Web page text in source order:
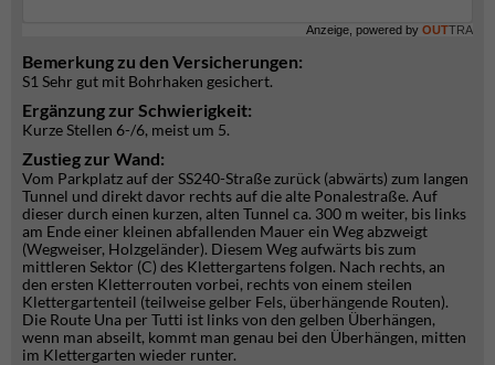
Anzeige, powered by OUTTRA
Bemerkung zu den Versicherungen:
S1 Sehr gut mit Bohrhaken gesichert.
Ergänzung zur Schwierigkeit:
Kurze Stellen 6-/6, meist um 5.
Zustieg zur Wand:
Vom Parkplatz auf der SS240-Straße zurück (abwärts) zum langen
Tunnel und direkt davor rechts auf die alte Ponalestraße. Auf
dieser durch einen kurzen, alten Tunnel ca. 300 m weiter, bis links
am Ende einer kleinen abfallenden Mauer ein Weg abzweigt
(Wegweiser, Holzgeländer). Diesem Weg aufwärts bis zum
mittleren Sektor (C) des Klettergartens folgen. Nach rechts, an
den ersten Kletterrouten vorbei, rechts von einem steilen
Klettergartenteil (teilweise gelber Fels, überhängende Routen).
Die Route Una per Tutti ist links von den gelben Überhängen,
wenn man abseilt, kommt man genau bei den Überhängen, mitten
im Klettergarten wieder runter.